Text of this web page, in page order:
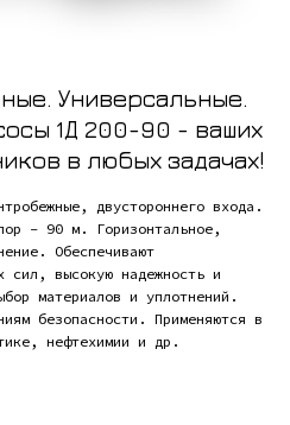
Универсальные.
1Д 200-90 - ваших
в любых задачах!
двустороннего входа.
- 90 м. Горизонтальное,
Обеспечивают
сил, высокую надежность и
материалов и уплотнений.
безопасности. Применяются в
нефтехимии и др.